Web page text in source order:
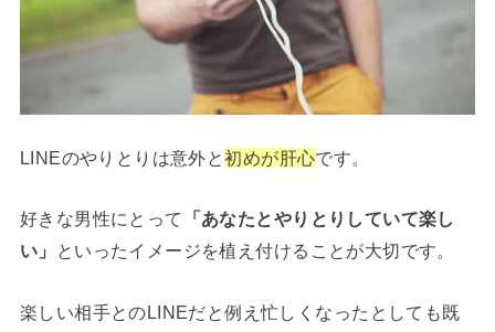
LINEのやりとりは意外と初めが肝心です。
好きな男性にとって
「あなたとやりとりしていて楽し
い」
といったイメージを植え付けることが大切です。
楽しい相手とのLINEだと例え忙しくなったとしても既